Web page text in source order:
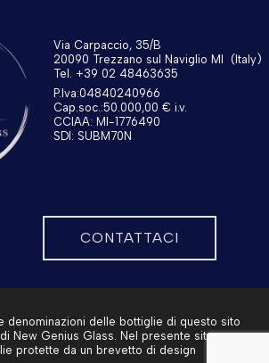
Via Carpaccio, 35/B
20090 Trezzano sul Naviglio MI
(Italy)
Tel. +39 02 48463635
P.Iva:04840240966
Cap.soc.:50.000,00 € i.v.
CCIAA: MI-1776490
SDI: SUBM70N
CONTATTACI
denominazioni delle bottiglie di questo sito
New Genius Glass. Nel presente sito sono
protette da un brevetto di design